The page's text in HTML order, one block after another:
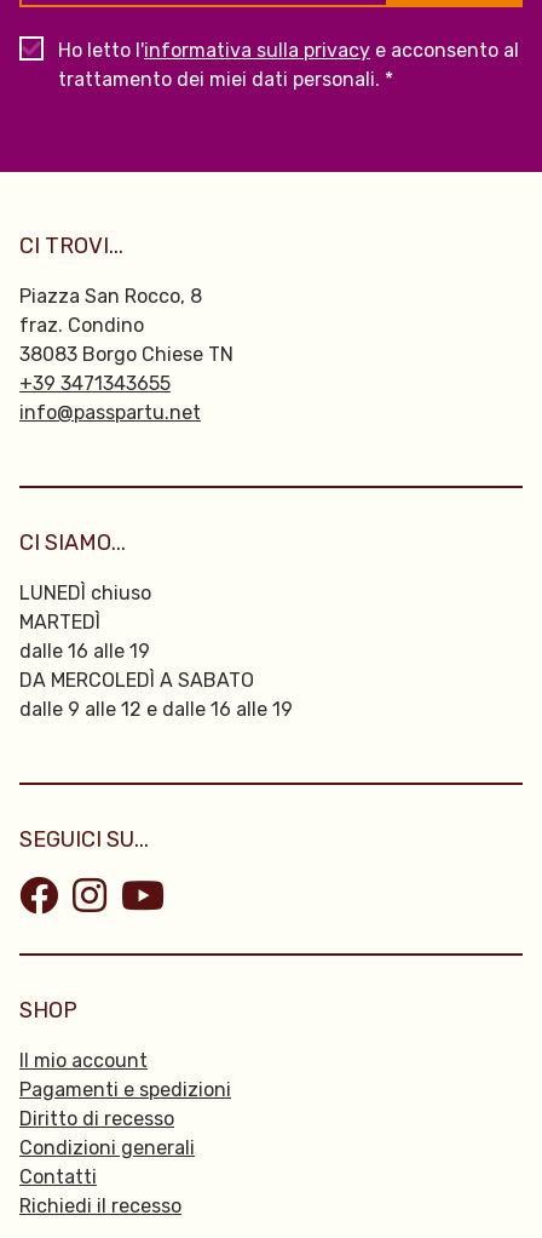
Ho letto l'informativa sulla privacy e acconsento al
trattamento dei miei dati personali. *
CI TROVI...
Piazza San Rocco, 8
fraz. Condino
38083 Borgo Chiese TN
+39 3471343655
info@passpartu.net
CI SIAMO...
LUNEDÌ chiuso
MARTEDÌ
dalle 16 alle 19
DA MERCOLEDÌ A SABATO
dalle 9 alle 12 e dalle 16 alle 19
SEGUICI SU...
SHOP
Il mio account
Pagamenti e spedizioni
Diritto di recesso
Condizioni generali
Contatti
Richiedi il recesso